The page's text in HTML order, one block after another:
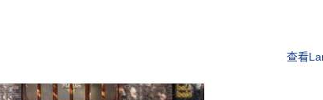
查看